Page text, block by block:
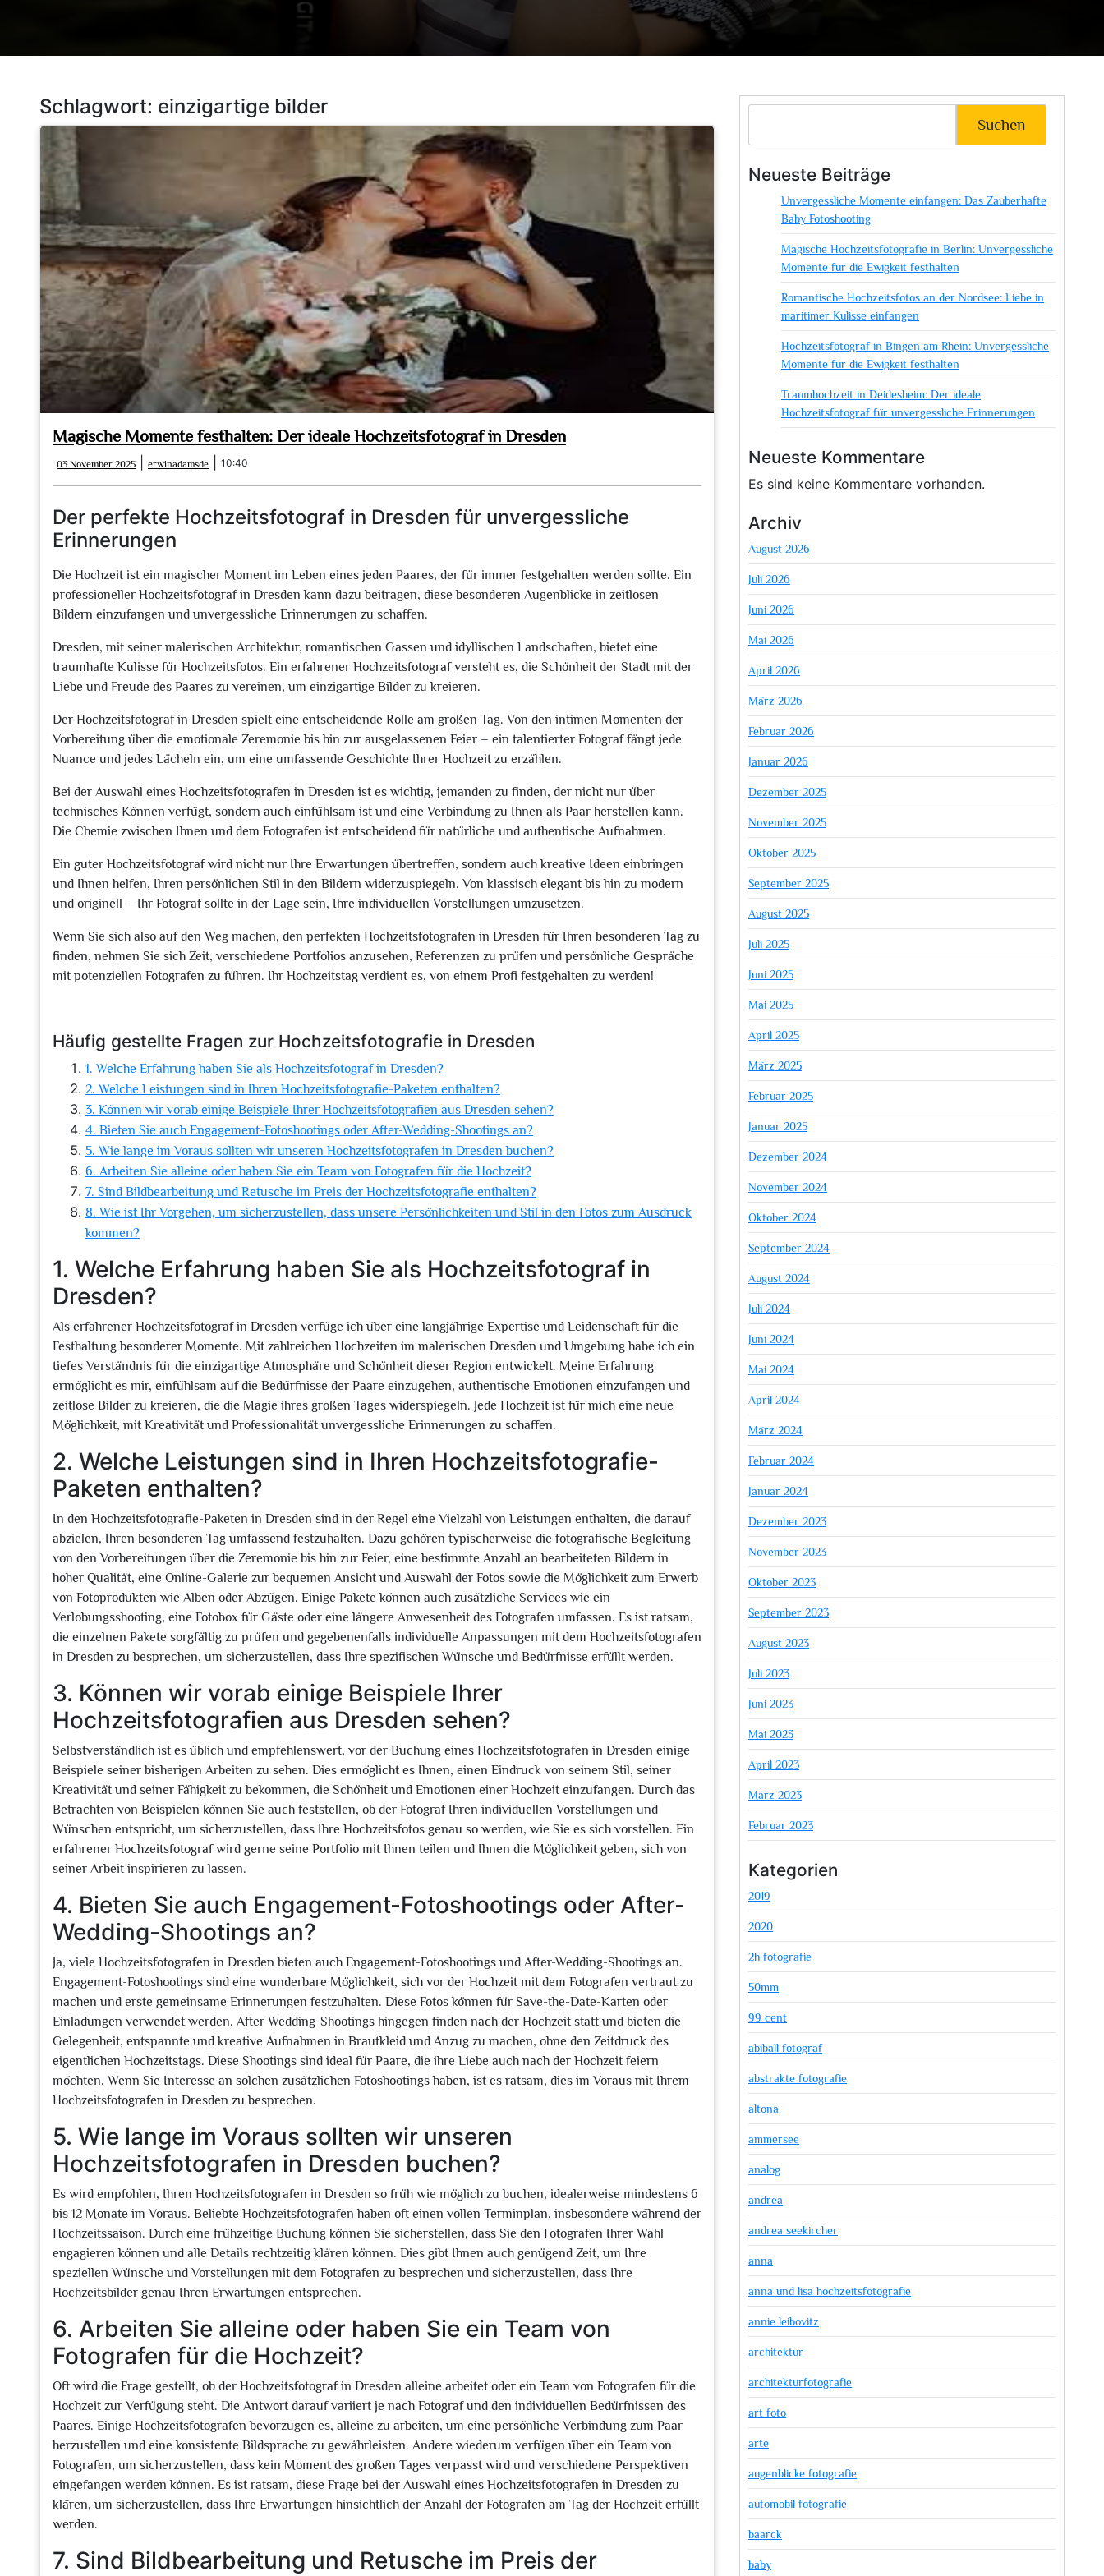
Schlagwort: einzigartige bilder
Magische Momente festhalten: Der ideale Hochzeitsfotograf in Dresden
03 November 2025
November
2025
erwinadamsde erwinadamsde
10:40
Der perfekte Hochzeitsfotograf in Dresden für unvergessliche
Erinnerungen
Die Hochzeit ist ein magischer Moment im Leben eines jeden Paares, der für immer festgehalten werden sollte. Ein
professioneller Hochzeitsfotograf in Dresden kann dazu beitragen, diese besonderen Augenblicke in zeitlosen
Bildern einzufangen und unvergessliche Erinnerungen zu schaffen.
Dresden, mit seiner malerischen Architektur, romantischen Gassen und idyllischen Landschaften, bietet eine
traumhafte Kulisse für Hochzeitsfotos. Ein erfahrener Hochzeitsfotograf versteht es, die Schönheit der Stadt mit der
Liebe und Freude des Paares zu vereinen, um einzigartige Bilder zu kreieren.
Der Hochzeitsfotograf in Dresden spielt eine entscheidende Rolle am großen Tag. Von den intimen Momenten der
Vorbereitung über die emotionale Zeremonie bis hin zur ausgelassenen Feier – ein talentierter Fotograf fängt jede
Nuance und jedes Lächeln ein, um eine umfassende Geschichte Ihrer Hochzeit zu erzählen.
Bei der Auswahl eines Hochzeitsfotografen in Dresden ist es wichtig, jemanden zu finden, der nicht nur über
technisches Können verfügt, sondern auch einfühlsam ist und eine Verbindung zu Ihnen als Paar herstellen kann.
Die Chemie zwischen Ihnen und dem Fotografen ist entscheidend für natürliche und authentische Aufnahmen.
Ein guter Hochzeitsfotograf wird nicht nur Ihre Erwartungen übertreffen, sondern auch kreative Ideen einbringen
und Ihnen helfen, Ihren persönlichen Stil in den Bildern widerzuspiegeln. Von klassisch elegant bis hin zu modern
und originell – Ihr Fotograf sollte in der Lage sein, Ihre individuellen Vorstellungen umzusetzen.
Wenn Sie sich also auf den Weg machen, den perfekten Hochzeitsfotografen in Dresden für Ihren besonderen Tag zu
finden, nehmen Sie sich Zeit, verschiedene Portfolios anzusehen, Referenzen zu prüfen und persönliche Gespräche
mit potenziellen Fotografen zu führen. Ihr Hochzeitstag verdient es, von einem Profi festgehalten zu werden!
Häufig gestellte Fragen zur Hochzeitsfotografie in Dresden
1. Welche Erfahrung haben Sie als Hochzeitsfotograf in Dresden?
2. Welche Leistungen sind in Ihren Hochzeitsfotografie-Paketen enthalten?
3. Können wir vorab einige Beispiele Ihrer Hochzeitsfotografien aus Dresden sehen?
4. Bieten Sie auch Engagement-Fotoshootings oder After-Wedding-Shootings an?
5. Wie lange im Voraus sollten wir unseren Hochzeitsfotografen in Dresden buchen?
6. Arbeiten Sie alleine oder haben Sie ein Team von Fotografen für die Hochzeit?
7. Sind Bildbearbeitung und Retusche im Preis der Hochzeitsfotografie enthalten?
8. Wie ist Ihr Vorgehen, um sicherzustellen, dass unsere Persönlichkeiten und Stil in den Fotos zum Ausdruck
kommen?
1. Welche Erfahrung haben Sie als Hochzeitsfotograf in
Dresden?
Als erfahrener Hochzeitsfotograf in Dresden verfüge ich über eine langjährige Expertise und Leidenschaft für die
Festhaltung besonderer Momente. Mit zahlreichen Hochzeiten im malerischen Dresden und Umgebung habe ich ein
tiefes Verständnis für die einzigartige Atmosphäre und Schönheit dieser Region entwickelt. Meine Erfahrung
ermöglicht es mir, einfühlsam auf die Bedürfnisse der Paare einzugehen, authentische Emotionen einzufangen und
zeitlose Bilder zu kreieren, die die Magie ihres großen Tages widerspiegeln. Jede Hochzeit ist für mich eine neue
Möglichkeit, mit Kreativität und Professionalität unvergessliche Erinnerungen zu schaffen.
2. Welche Leistungen sind in Ihren Hochzeitsfotografie-
Paketen enthalten?
In den Hochzeitsfotografie-Paketen in Dresden sind in der Regel eine Vielzahl von Leistungen enthalten, die darauf
abzielen, Ihren besonderen Tag umfassend festzuhalten. Dazu gehören typischerweise die fotografische Begleitung
von den Vorbereitungen über die Zeremonie bis hin zur Feier, eine bestimmte Anzahl an bearbeiteten Bildern in
hoher Qualität, eine Online-Galerie zur bequemen Ansicht und Auswahl der Fotos sowie die Möglichkeit zum Erwerb
von Fotoprodukten wie Alben oder Abzügen. Einige Pakete können auch zusätzliche Services wie ein
Verlobungsshooting, eine Fotobox für Gäste oder eine längere Anwesenheit des Fotografen umfassen. Es ist ratsam,
die einzelnen Pakete sorgfältig zu prüfen und gegebenenfalls individuelle Anpassungen mit dem Hochzeitsfotografen
in Dresden zu besprechen, um sicherzustellen, dass Ihre spezifischen Wünsche und Bedürfnisse erfüllt werden.
3. Können wir vorab einige Beispiele Ihrer
Hochzeitsfotografien aus Dresden sehen?
Selbstverständlich ist es üblich und empfehlenswert, vor der Buchung eines Hochzeitsfotografen in Dresden einige
Beispiele seiner bisherigen Arbeiten zu sehen. Dies ermöglicht es Ihnen, einen Eindruck von seinem Stil, seiner
Kreativität und seiner Fähigkeit zu bekommen, die Schönheit und Emotionen einer Hochzeit einzufangen. Durch das
Betrachten von Beispielen können Sie auch feststellen, ob der Fotograf Ihren individuellen Vorstellungen und
Wünschen entspricht, um sicherzustellen, dass Ihre Hochzeitsfotos genau so werden, wie Sie es sich vorstellen. Ein
erfahrener Hochzeitsfotograf wird gerne seine Portfolio mit Ihnen teilen und Ihnen die Möglichkeit geben, sich von
seiner Arbeit inspirieren zu lassen.
4. Bieten Sie auch Engagement-Fotoshootings oder After-
Wedding-Shootings an?
Ja, viele Hochzeitsfotografen in Dresden bieten auch Engagement-Fotoshootings und After-Wedding-Shootings an.
Engagement-Fotoshootings sind eine wunderbare Möglichkeit, sich vor der Hochzeit mit dem Fotografen vertraut zu
machen und erste gemeinsame Erinnerungen festzuhalten. Diese Fotos können für Save-the-Date-Karten oder
Einladungen verwendet werden. After-Wedding-Shootings hingegen finden nach der Hochzeit statt und bieten die
Gelegenheit, entspannte und kreative Aufnahmen in Brautkleid und Anzug zu machen, ohne den Zeitdruck des
eigentlichen Hochzeitstags. Diese Shootings sind ideal für Paare, die ihre Liebe auch nach der Hochzeit feiern
möchten. Wenn Sie Interesse an solchen zusätzlichen Fotoshootings haben, ist es ratsam, dies im Voraus mit Ihrem
Hochzeitsfotografen in Dresden zu besprechen.
5. Wie lange im Voraus sollten wir unseren
Hochzeitsfotografen in Dresden buchen?
Es wird empfohlen, Ihren Hochzeitsfotografen in Dresden so früh wie möglich zu buchen, idealerweise mindestens 6
bis 12 Monate im Voraus. Beliebte Hochzeitsfotografen haben oft einen vollen Terminplan, insbesondere während der
Hochzeitssaison. Durch eine frühzeitige Buchung können Sie sicherstellen, dass Sie den Fotografen Ihrer Wahl
engagieren können und alle Details rechtzeitig klären können. Dies gibt Ihnen auch genügend Zeit, um Ihre
speziellen Wünsche und Vorstellungen mit dem Fotografen zu besprechen und sicherzustellen, dass Ihre
Hochzeitsbilder genau Ihren Erwartungen entsprechen.
6. Arbeiten Sie alleine oder haben Sie ein Team von
Fotografen für die Hochzeit?
Oft wird die Frage gestellt, ob der Hochzeitsfotograf in Dresden alleine arbeitet oder ein Team von Fotografen für die
Hochzeit zur Verfügung steht. Die Antwort darauf variiert je nach Fotograf und den individuellen Bedürfnissen des
Paares. Einige Hochzeitsfotografen bevorzugen es, alleine zu arbeiten, um eine persönliche Verbindung zum Paar
herzustellen und eine konsistente Bildsprache zu gewährleisten. Andere wiederum verfügen über ein Team von
Fotografen, um sicherzustellen, dass kein Moment des großen Tages verpasst wird und verschiedene Perspektiven
eingefangen werden können. Es ist ratsam, diese Frage bei der Auswahl eines Hochzeitsfotografen in Dresden zu
klären, um sicherzustellen, dass Ihre Erwartungen hinsichtlich der Anzahl der Fotografen am Tag der Hochzeit erfüllt
werden.
7. Sind Bildbearbeitung und Retusche im Preis der
Suchen
Neueste Beiträge
Unvergessliche Momente einfangen: Das Zauberhafte
Baby Fotoshooting
Magische Hochzeitsfotografie in Berlin: Unvergessliche
Momente für die Ewigkeit festhalten
Romantische Hochzeitsfotos an der Nordsee: Liebe in
maritimer Kulisse einfangen
Hochzeitsfotograf in Bingen am Rhein: Unvergessliche
Momente für die Ewigkeit festhalten
Traumhochzeit in Deidesheim: Der ideale
Hochzeitsfotograf für unvergessliche Erinnerungen
Neueste Kommentare
Es sind keine Kommentare vorhanden.
Archiv
August 2026
Juli 2026
Juni 2026
Mai 2026
April 2026
März 2026
Februar 2026
Januar 2026
Dezember 2025
November 2025
Oktober 2025
September 2025
August 2025
Juli 2025
Juni 2025
Mai 2025
April 2025
März 2025
Februar 2025
Januar 2025
Dezember 2024
November 2024
Oktober 2024
September 2024
August 2024
Juli 2024
Juni 2024
Mai 2024
April 2024
März 2024
Februar 2024
Januar 2024
Dezember 2023
November 2023
Oktober 2023
September 2023
August 2023
Juli 2023
Juni 2023
Mai 2023
April 2023
März 2023
Februar 2023
Kategorien
2019
2020
2h fotografie
50mm
99 cent
abiball fotograf
abstrakte fotografie
altona
ammersee
analog
andrea
andrea seekircher
anna
anna und lisa hochzeitsfotografie
annie leibovitz
architektur
architekturfotografie
art foto
arte
augenblicke fotografie
automobil fotografie
baarck
baby